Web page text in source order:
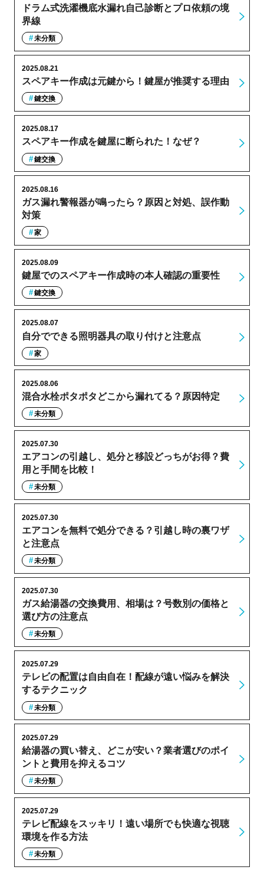
ドラム式洗濯機底水漏れ自己診断とプロ依頼の境
界線
未分類
スペアキー作成は元鍵から！鍵屋が推奨する理由
2025.08.21
鍵交換
スペアキー作成を鍵屋に断られた！なぜ？
2025.08.17
鍵交換
ガス漏れ警報器が鳴ったら？原因と対処、誤作動
対策
2025.08.16
家
鍵屋でのスペアキー作成時の本人確認の重要性
2025.08.09
鍵交換
自分でできる照明器具の取り付けと注意点
2025.08.07
家
混合水栓ポタポタどこから漏れてる？原因特定
2025.08.06
未分類
エアコンの引越し、処分と移設どっちがお得？費
用と手間を比較！
2025.07.30
未分類
エアコンを無料で処分できる？引越し時の裏ワザ
と注意点
2025.07.30
未分類
ガス給湯器の交換費用、相場は？号数別の価格と
選び方の注意点
2025.07.30
未分類
テレビの配置は自由自在！配線が遠い悩みを解決
するテクニック
2025.07.29
未分類
給湯器の買い替え、どこが安い？業者選びのポイ
ントと費用を抑えるコツ
2025.07.29
未分類
テレビ配線をスッキリ！遠い場所でも快適な視聴
環境を作る方法
2025.07.29
未分類